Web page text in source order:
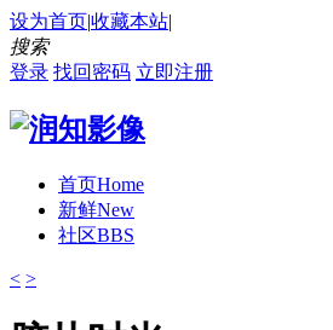
设为首页|收藏本站|
搜索
登录 找回密码 立即注册
首页Home
新鲜New
社区BBS
< >